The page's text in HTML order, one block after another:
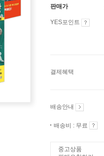
판매가
YES포인트
결제혜택
배송안내
배송비 : 무료
중고상품